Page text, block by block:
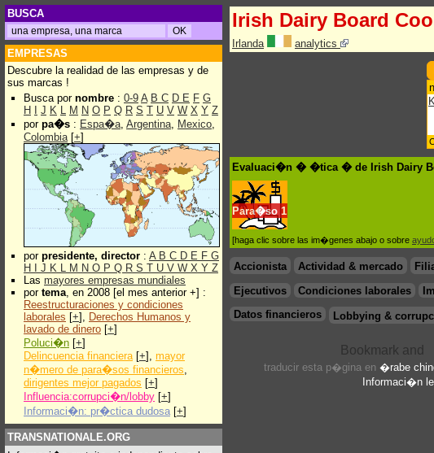
BUSCA
EMPRESAS
Descubre la realidad de las empresas y de
sus marcas !
Busca por nombre : 0-9 A B C D E F G
H
J K L M N O P Q R S T U V W X Y Z
por pa�s : Espa�a, Argentina, Mexico,
Colombia[+]
por presidente, director : A B C D E F G
H
J K L M N O P Q R S T U V W X Y Z
Las mayores empresas mundiales
por tema, en 2008 [el mes anterior +] :
Reestructuraciones y condiciones
laborales [+], Derechos Humanos y
lavado de dinero [+]
Poluci�n [+]
Delincuencia financiera[+], mayor
n�mero de para�sos financieros,
dirigentes mejor pagados [+]
Influencia:corrupci�n/lobby [+]
Informaci�n: pr�ctica dudosa [+]
TRANSNATIONALE.ORG
Irish Dairy Board
Irlanda analytics
Evaluaci�n � �tica � de Irish Dairy
Para�so 1
[haga clic sobre las im�genes abajo o sobre
Accionista Actividad & mercado
Ejecutivos
Condiciones laborales
Datos financieros
Lobbying &
traducir esta p�gina en �rabe
Informaci�n